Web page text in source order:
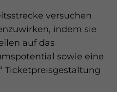
versuchen
indem sie
auf das
sowie eine
Ticketpreisgestaltung